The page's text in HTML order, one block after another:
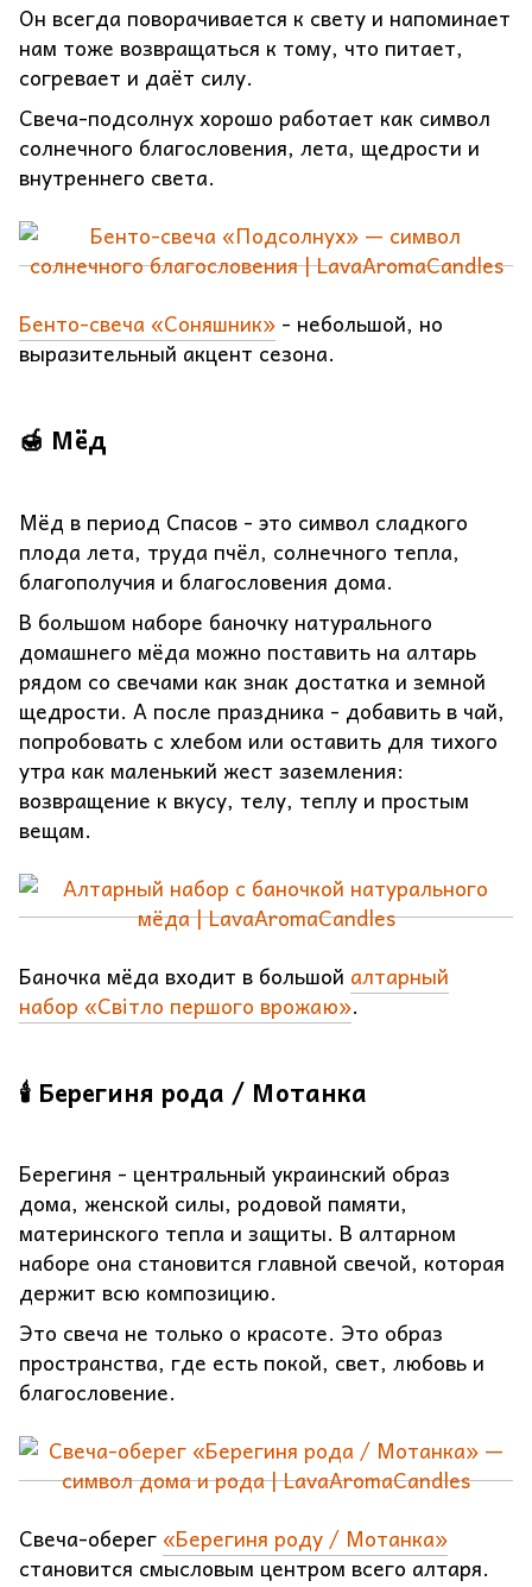
Он всегда поворачивается к свету и напоминает
нам тоже возвращаться к тому, что питает,
согревает и даёт силу.
Свеча-подсолнух хорошо работает как символ
солнечного благословения, лета, щедрости и
внутреннего света.
Бенто-свеча «Соняшник» - небольшой, но
выразительный акцент сезона.
🍯 Мёд
Мёд в период Спасов - это символ сладкого
плода лета, труда пчёл, солнечного тепла,
благополучия и благословения дома.
В большом наборе баночку натурального
домашнего мёда можно поставить на алтарь
рядом со свечами как знак достатка и земной
щедрости. А после праздника - добавить в чай,
попробовать с хлебом или оставить для тихого
утра как маленький жест заземления:
возвращение к вкусу, телу, теплу и простым
вещам.
Баночка мёда входит в большой алтарный
набор «Світло першого врожаю».
🕯 Берегиня рода / Мотанка
Берегиня - центральный украинский образ
дома, женской силы, родовой памяти,
материнского тепла и защиты. В алтарном
наборе она становится главной свечой, которая
держит всю композицию.
Это свеча не только о красоте. Это образ
пространства, где есть покой, свет, любовь и
благословение.
Свеча-оберег«Берегиня роду / Мотанка»
становится смысловым центром всего алтаря.